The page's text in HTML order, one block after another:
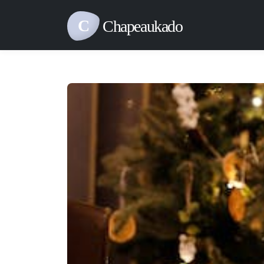
C Chapeaukado